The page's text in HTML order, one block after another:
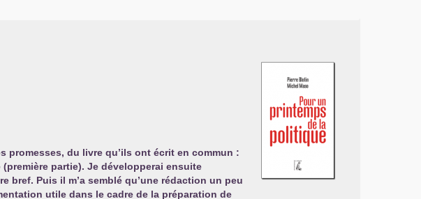
promesses, du livre qu’ils ont écrit en commun :
partie). Je développerai ensuite
bref. Puis il m’a semblé qu’une rédaction un peu
utile dans le cadre de la préparation de